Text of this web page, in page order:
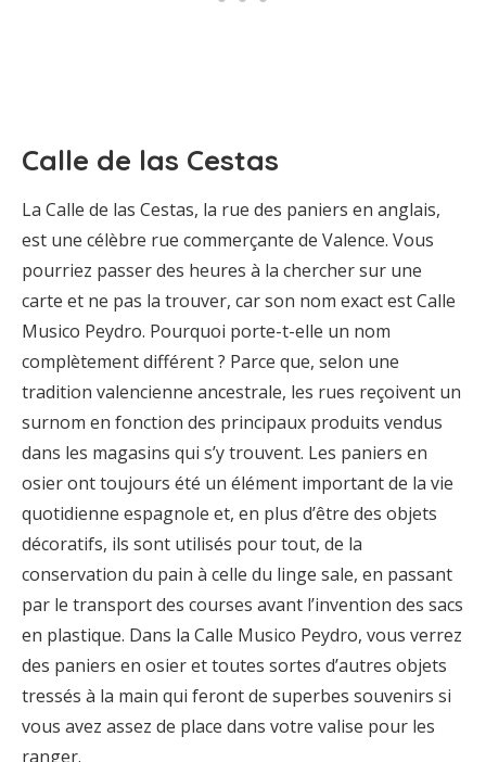
Calle de las Cestas
La Calle de las Cestas, la rue des paniers en anglais,
est une célèbre rue commerçante de Valence. Vous
pourriez passer des heures à la chercher sur une
carte et ne pas la trouver, car son nom exact est Calle
Musico Peydro. Pourquoi porte-t-elle un nom
complètement différent ? Parce que, selon une
tradition valencienne ancestrale, les rues reçoivent un
surnom en fonction des principaux produits vendus
dans les magasins qui s’y trouvent. Les paniers en
osier ont toujours été un élément important de la vie
quotidienne espagnole et, en plus d’être des objets
décoratifs, ils sont utilisés pour tout, de la
conservation du pain à celle du linge sale, en passant
par le transport des courses avant l’invention des sacs
en plastique. Dans la Calle Musico Peydro, vous verrez
des paniers en osier et toutes sortes d’autres objets
tressés à la main qui feront de superbes souvenirs si
vous avez assez de place dans votre valise pour les
ranger.